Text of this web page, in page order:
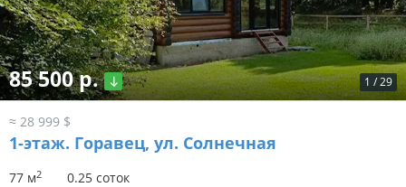
1 /29
85 500 р.
≈ 28 999 $
1-этаж. Горавец, ул. Солнечная
77 м2 0.25 соток